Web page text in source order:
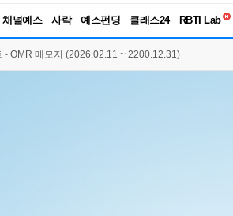
채널예스 사락 예스펀딩 클래스24
독서유형검사
- OMR 메모지 (2026.02.11 ~ 2200.12.31)